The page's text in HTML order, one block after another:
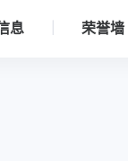
息 荣誉墙